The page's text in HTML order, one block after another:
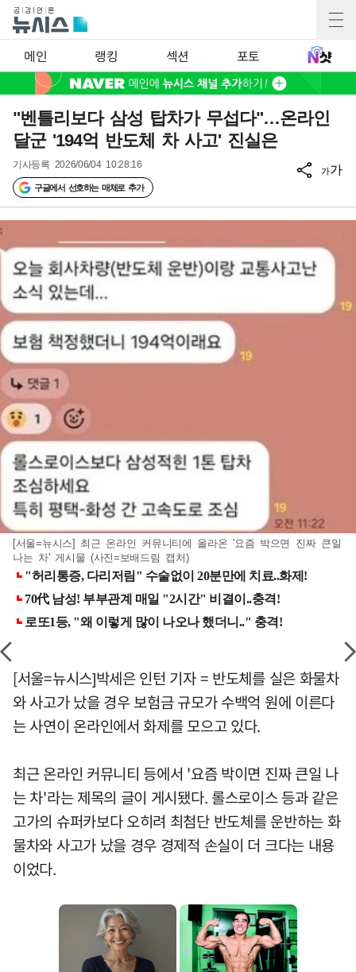
메인 랭킹 섹션 포토
"벤틀리보다 삼성 탑차가 무섭다"…온라인
달군 '194억 반도체 차 사고' 진실은
기사등록 2026/06/04 10:28:16
구글에서 선호하는 매체로 추가
가가
[서울=뉴시스] 최근 온라인 커뮤니티에 올라온 '요즘 박으면 진짜 큰일
나는 차' 게시물 (사진=보배드림 캡처)
[서울=뉴시스]박세은 인턴 기자 = 반도체를 실은 화물차
와 사고가 났을 경우 보험금 규모가 수백억 원에 이른다
는 사연이 온라인에서 화제를 모으고 있다.
최근 온라인 커뮤니티 등에서 '요즘 박이면 진짜 큰일 나
는 차'라는 제목의 글이 게시됐다. 롤스로이스 등과 같은
고가의 슈퍼카보다 오히려 최첨단 반도체를 운반하는 화
물차와 사고가 났을 경우 경제적 손실이 더 크다는 내용
이었다.